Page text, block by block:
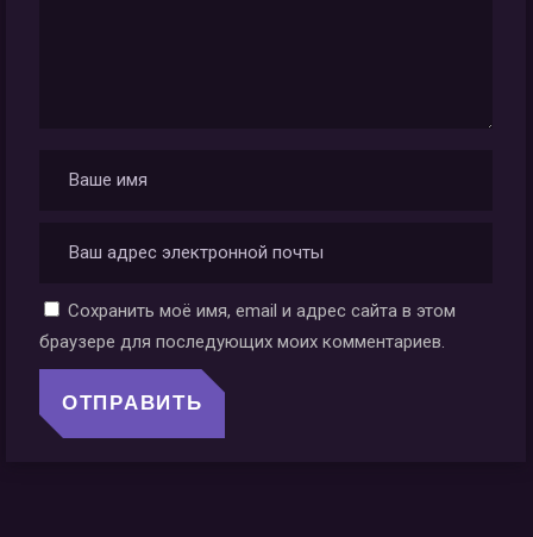
Сохранить моё имя, email и адрес сайта в этом
браузере для последующих моих комментариев.